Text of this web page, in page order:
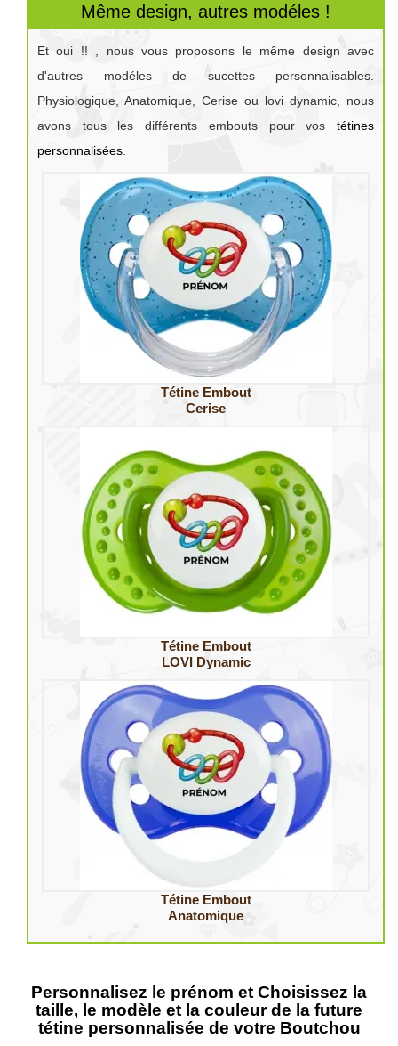
Même design, autres modéles !
Et oui !! , nous vous proposons le même design avec
d'autres modéles de sucettes personnalisables.
Physiologique, Anatomique, Cerise ou lovi dynamic, nous
avons tous les différents embouts pour vos tétines
personnalisées
Tétine Embout
Cerise
Tétine Embout
LOVI Dynamic
Tétine Embout
Anatomique
Personnalisez le prénom et Choisissez la
taille, le modèle et la couleur de la future
tétine personnalisée de votre Boutchou